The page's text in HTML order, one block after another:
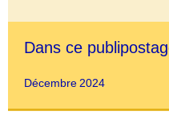
Dans ce
Décembre 2024